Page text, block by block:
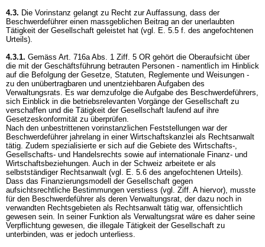
4.3. Die Vorinstanz gelangt zu Recht zur Auffassung, dass der
Beschwerdeführer einen massgeblichen Beitrag an der unerlaubten
Tätigkeit der Gesellschaft geleistet hat (vgl. E. 5.5 f. des angefochtenen
Urteils).
4.3.1. Gemäss Art. 716a Abs. 1 Ziff. 5 OR gehört die Oberaufsicht über
die mit der Geschäftsführung betrauten Personen - namentlich im Hinblick
auf die Befolgung der Gesetze, Statuten, Reglemente und Weisungen -
zu den unübertragbaren und unentziehbaren Aufgaben des
Verwaltungsrats. Es war demzufolge die Aufgabe des Beschwerdeführers,
sich Einblick in die betriebsrelevanten Vorgänge der Gesellschaft zu
verschaffen und die Tätigkeit der Gesellschaft laufend auf ihre
Gesetzeskonformität zu überprüfen.
Nach den unbestrittenen vorinstanzlichen Feststellungen war der
Beschwerdeführer jahrelang in einer Wirtschaftskanzlei als Rechtsanwalt
tätig. Zudem spezialisierte er sich auf die Gebiete des Wirtschafts-,
Gesellschafts- und Handelsrechts sowie auf internationale Finanz- und
Wirtschaftsbeziehungen. Auch in der Schweiz arbeitete er als
selbstständiger Rechtsanwalt (vgl. E. 5.6 des angefochtenen Urteils).
Dass das Finanzierungsmodell der Gesellschaft gegen
aufsichtsrechtliche Bestimmungen verstiess (vgl. Ziff. A hiervor), musste
für den Beschwerdeführer als deren Verwaltungsrat, der dazu noch in
verwandten Rechtsgebieten als Rechtsanwalt tätig war, offensichtlich
gewesen sein. In seiner Funktion als Verwaltungsrat wäre es daher seine
Verpflichtung gewesen, die illegale Tätigkeit der Gesellschaft zu
unterbinden, was er jedoch unterliess.